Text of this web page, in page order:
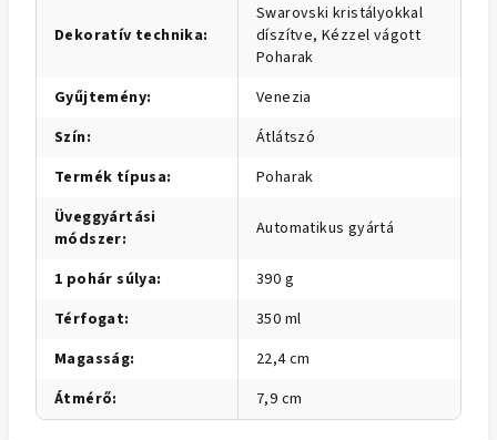
Dekoratív technika:
Swarovski kristályokkal
díszítve, Kézzel vágott
Poharak
Gyűjtemény:
Venezia
Szín:
Átlátszó
Termék típusa:
Poharak
Üveggyártási
módszer: Automatikus gyártá
1 pohár súlya:
390 g
Térfogat:
350 ml
Magasság:
22,4 cm
Átmérő: 7,9 cm